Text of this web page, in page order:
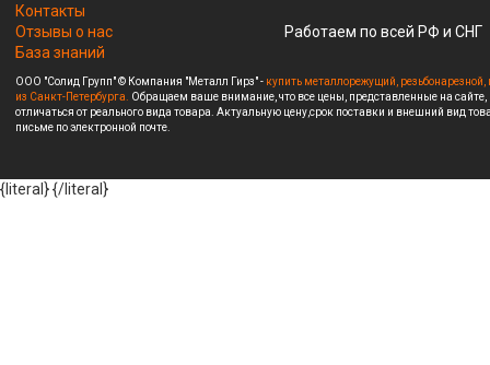
Контакты
Отзывы о нас
База знаний
Работаем по всей РФ и СНГ
ООО "Солид Групп" © Компания "Металл Гирз" - купить металлорежущий,
из Санкт-Петербурга. Обращаем ваше внимание, что все цены, представленные на
отличаться от реального вида товара. Актуальную цену,срок поставки и внешний вид
письме по электронной почте.
{literal}{/literal}